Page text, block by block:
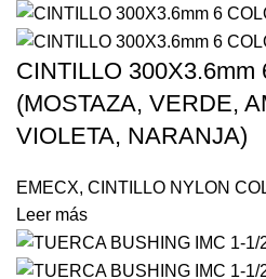
CINTILLO 300X3.6mm
(MOSTAZA, VERDE,
VIOLETA, NARANJA)
EMECX, CINTILLO NYLON
Leer más